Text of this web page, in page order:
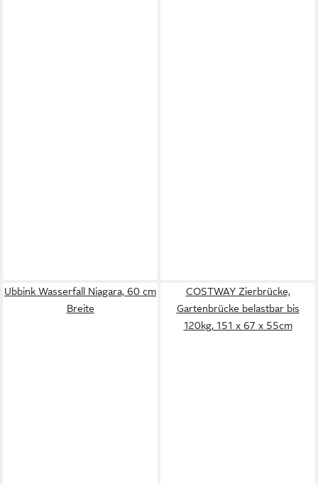
Ubbink Wasserfall Niagara, 60 cm
Breite
COSTWAY Zierbrücke,
Gartenbrücke belastbar bis
120kg, 151 x 67 x 55cm